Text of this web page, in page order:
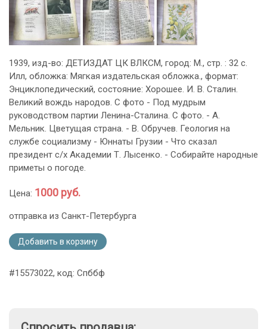
1939, изд-во: ДЕТИЗДАТ ЦК ВЛКСМ, город: М., стр. : 32 с.
Илл, обложка: Мягкая издательская обложка., формат:
Энциклопедический, состояние: Хорошее. И. В. Сталин.
Великий вождь народов. С фото - Под мудрым
руководством партии Ленина-Сталина. С фото. - А.
Мельник. Цветущая страна. - В. Обручев. Геология на
службе социализму - Юннаты Грузии - Что сказал
президент с/х Академии Т. Лысенко. - Собирайте народные
приметы о погоде.
Цена: 1000 руб.
отправка из Санкт-Петербурга
Добавить в корзину
#15573022, код: Спббф